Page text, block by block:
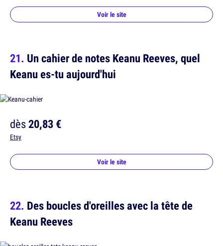
Voir le site
Un cahier de notes Keanu Reeves, quel
Keanu es-tu aujourd'hui
dès20,83 €
Etsy
Voir le site
Des boucles d'oreilles avec la tête de
Keanu Reeves